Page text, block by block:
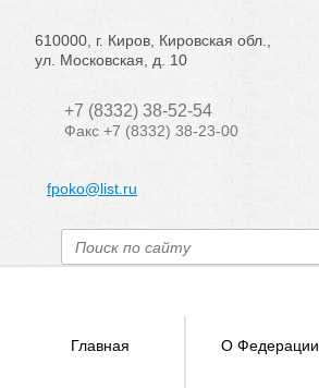
610000, г. Киров, Кировская обл.,
ул. Московская, д. 10
+7 (8332) 38-52-54
Факс +7 (8332) 38-23-00
fpoko@list.ru
Главная О Федерации